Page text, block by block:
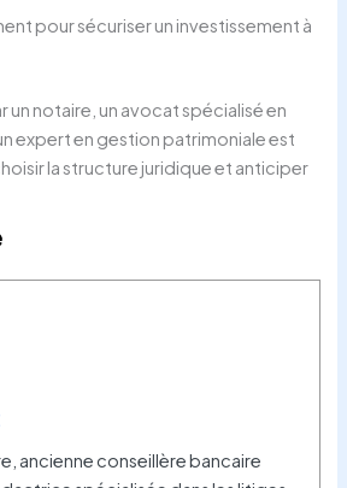
pour sécuriser un investissement à
un notaire, un avocat spécialisé en
expert en gestion patrimoniale est
la structure juridique et anticiper
ancienne conseillère bancaire